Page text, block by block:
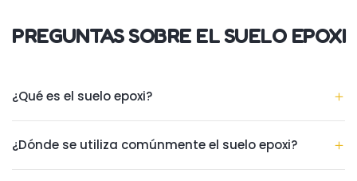
PREGUNTAS SOBRE EL SUELO EPOXI
¿Qué es el suelo epoxi?
¿Dónde se utiliza comúnmente el suelo epoxi?